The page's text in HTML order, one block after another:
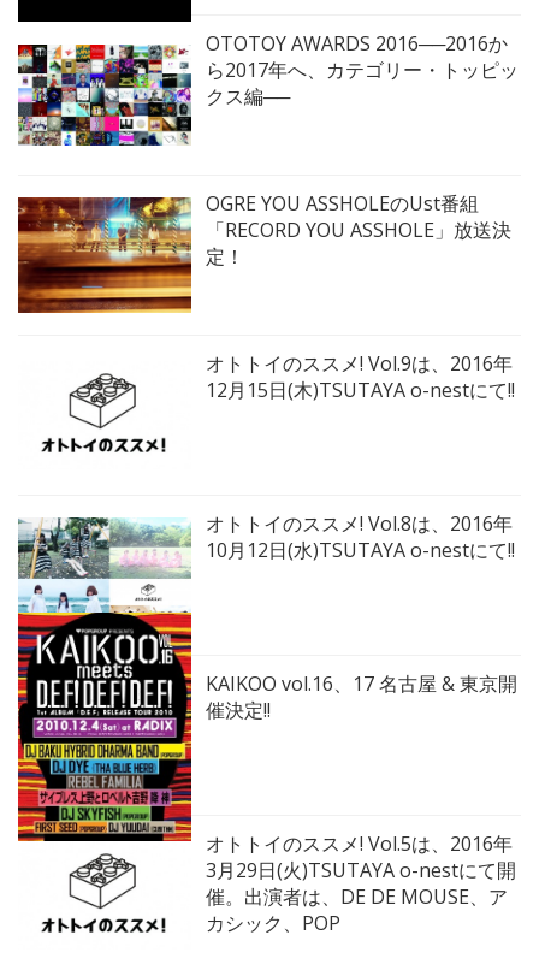
OTOTOY AWARDS 2016──2016か
ら2017年へ、カテゴリー・トッピッ
クス編──
OGRE YOU ASSHOLEのUst番組
「RECORD YOU ASSHOLE」放送決
定！
オトトイのススメ! Vol.9は、2016年
12月15日(木)TSUTAYA o-nestにて!!
オトトイのススメ! Vol.8は、2016年
10月12日(水)TSUTAYA o-nestにて!!
KAIKOO vol.16、17 名古屋 & 東京開
催決定!!
オトトイのススメ! Vol.5は、2016年
3月29日(火)TSUTAYA o-nestにて開
催。出演者は、DE DE MOUSE、ア
カシック、POP